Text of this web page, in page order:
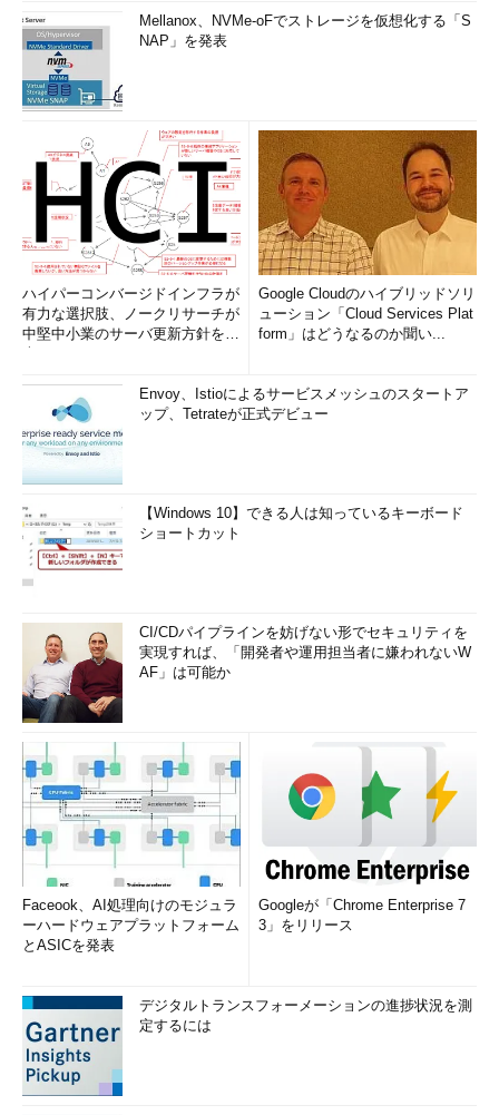
Mellanox、NVMe-oFでストレージを仮想化する「S
NAP」を発表
ハイパーコンバージドインフラが
有力な選択肢、ノークリサーチが
中堅中小業のサーバ更新方針を調
Google Cloudのハイブリッドソリ
ューション「Cloud Services Plat
form」はどうなるのか聞い...
Envoy、Istioによるサービスメッシュのスタートア
ップ、Tetrateが正式デビュー
【Windows 10】できる人は知っているキーボード
ショートカット
CI/CDパイプラインを妨げない形でセキュリティを
実現すれば、「開発者や運用担当者に嫌われないW
AF」は可能か
Faceook、AI処理向けのモジュラ
ーハードウェアプラットフォーム
とASICを発表
Googleが「Chrome Enterprise 7
3」をリリース
デジタルトランスフォーメーションの進捗状況を測
定するには